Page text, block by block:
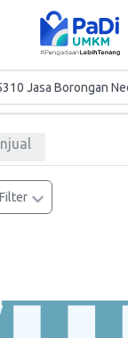
Filter